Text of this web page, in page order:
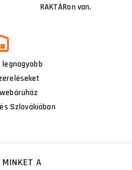
RAKTÁRon van.
legnagyobb
Szlovákiában
MINKET A